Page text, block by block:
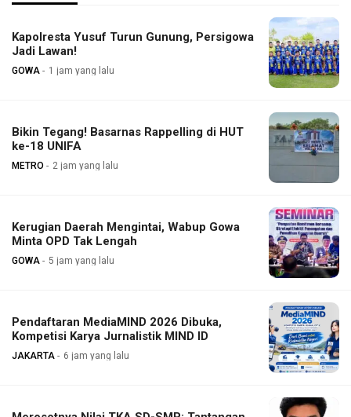
Kapolresta Yusuf Turun Gunung, Persigowa
Jadi Lawan!
GOWA 1 jam yang lalu
Bikin Tegang! Basarnas Rappelling di HUT
ke-18 UNIFA
METRO 2 jam yang lalu
Kerugian Daerah Mengintai, Wabup Gowa
Minta OPD Tak Lengah
GOWA 5 jam yang lalu
Pendaftaran MediaMIND 2026 Dibuka,
Kompetisi Karya Jurnalistik MIND ID
JAKARTA 6 jam yang lalu